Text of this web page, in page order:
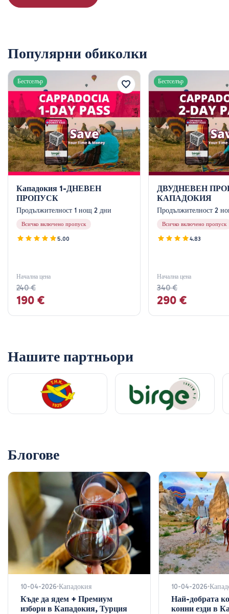
Популярни обиколки
Бестселър
Кападокия 1-ДНЕВЕН
ПРОПУСК
Продължителност 1 нощ 2 дни
Всичко включено пропуск
5.00
Начална цена
240 €
190 €
Бестселър
ДВУДНЕВЕН
КАПАДОКИЯ
Продължителност 2
Всичко включено пропуск
4.83
Начална цена
340 €
290 €
Нашите партньори
Блогове
10-04-2026 Кападокия
Къде да ядем + Премиум
избори в Кападокия, Турция
10-04-2026
Най-добрата
конни езди в